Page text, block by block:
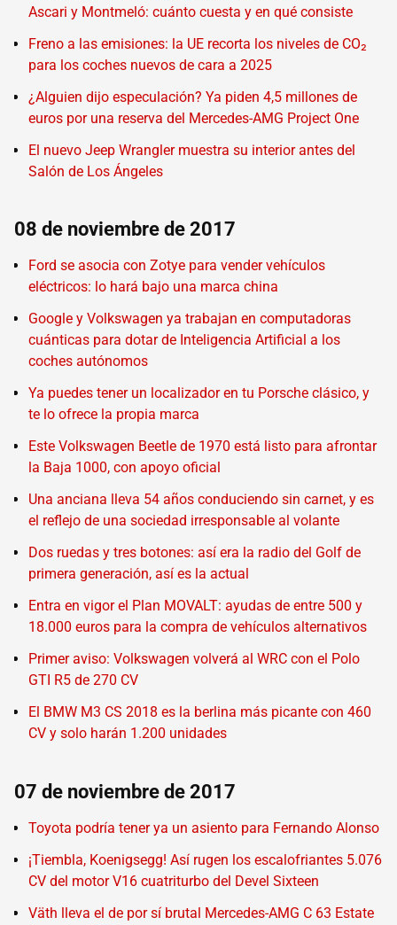
Ascari y Montmeló: cuánto cuesta y en qué consiste
Freno a las emisiones: la UE recorta los niveles de CO₂
para los coches nuevos de cara a 2025
¿Alguien dijo especulación? Ya piden 4,5 millones de
euros por una reserva del Mercedes-AMG Project One
El nuevo Jeep Wrangler muestra su interior antes del
Salón de Los Ángeles
08 de noviembre de 2017
Ford se asocia con Zotye para vender vehículos
eléctricos: lo hará bajo una marca china
Google y Volkswagen ya trabajan en computadoras
cuánticas para dotar de Inteligencia Artificial a los
coches autónomos
Ya puedes tener un localizador en tu Porsche clásico, y
te lo ofrece la propia marca
Este Volkswagen Beetle de 1970 está listo para afrontar
la Baja 1000, con apoyo oficial
Una anciana lleva 54 años conduciendo sin carnet, y es
el reflejo de una sociedad irresponsable al volante
Dos ruedas y tres botones: así era la radio del Golf de
primera generación, así es la actual
Entra en vigor el Plan MOVALT: ayudas de entre 500 y
18.000 euros para la compra de vehículos alternativos
Primer aviso: Volkswagen volverá al WRC con el Polo
GTI R5 de 270 CV
El BMW M3 CS 2018 es la berlina más picante con 460
CV y solo harán 1.200 unidades
07 de noviembre de 2017
Toyota podría tener ya un asiento para Fernando Alonso
¡Tiembla, Koenigsegg! Así rugen los escalofriantes 5.076
CV del motor V16 cuatriturbo del Devel Sixteen
Väth lleva el de por sí brutal Mercedes-AMG C 63 Estate